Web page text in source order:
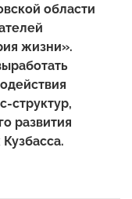
области
жизни».
структур,
развития